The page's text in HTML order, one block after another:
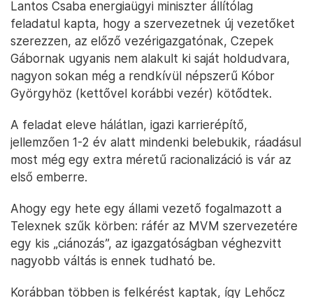
Lantos Csaba energiaügyi miniszter állítólag
feladatul kapta, hogy a szervezetnek új vezetőket
szerezzen, az előző vezérigazgatónak, Czepek
Gábornak ugyanis nem alakult ki saját holdudvara,
nagyon sokan még a rendkívül népszerű Kóbor
Györgyhöz (kettővel korábbi vezér) kötődtek.
A feladat eleve hálátlan, igazi karrierépítő,
jellemzően 1-2 év alatt mindenki belebukik, ráadásul
most még egy extra méretű racionalizáció is vár az
első emberre.
Ahogy egy hete egy állami vezető fogalmazott a
Telexnek szűk körben: ráfér az MVM szervezetére
egy kis „ciánozás”, az igazgatóságban véghezvitt
nagyobb váltás is ennek tudható be.
Korábban többen is felkérést kaptak, így Lehőcz